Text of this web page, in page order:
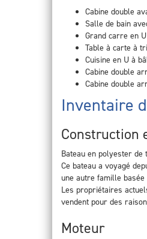
Cabine double
Salle de bain
Grand carre en
Table à carte à
Cuisine en U à
Cabine double
Cabine double
Inventaire
Construction
Bateau en polyester de
Ce bateau a voyagé
une autre famille
Les propriétaires
vendent pour des
Moteur